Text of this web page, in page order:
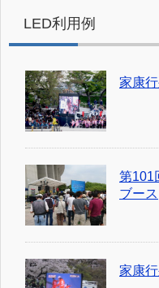
LED利用例
家康
第101
ブース
家康